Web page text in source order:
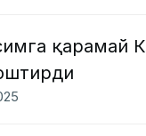
қарамай